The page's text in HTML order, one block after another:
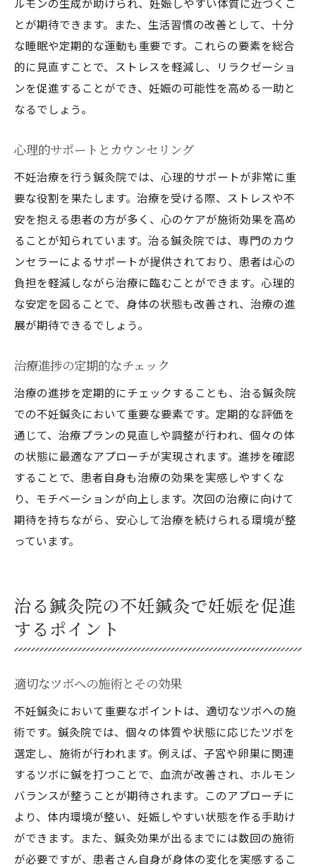
とが期待できます。また、生活習慣の改善として、十分
な睡眠や定期的な運動も重要です。これらの要素を総合
的に見直すことで、ストレスを軽減し、リラクゼーショ
ンを促進することができ、妊娠の可能性を高める一助と
なるでしょう。
心理的サポートとカウンセリング
不妊治療を行う鍼灸院では、心理的サポートが非常に重
要な役割を果たします。治療を受ける際、ストレスや不
安を抱える患者の方が多く、心のケアが施術効果を高め
ることが知られています。治る鍼灸院では、専門のカウ
ンセラーによるサポートが提供されており、患者は心の
負担を軽減しながら治療に臨むことができます。心理的
な安定を図ることで、身体の状態も改善され、治療の進
展が期待できるでしょう。
治療進捗の定期的なチェック
治療の進捗を定期的にチェックすることも、治る鍼灸院
での不妊鍼灸において重要な要素です。定期的な評価を
通じて、治療プランの見直しや調整が行われ、個々の体
の状態に最適なアプローチが実現されます。進捗を確認
することで、患者自身も治療の効果を実感しやすくな
り、モチベーションが向上します。次回の治療に向けて
期待を持ちながら、安心して治療を続けられる環境が整
っています。
治る鍼灸院の不妊鍼灸で妊娠を促進
するポイント
適切なツボへの施術とその効果
不妊鍼灸において重要なポイントは、適切なツボへの施
術です。鍼灸院では、個々の体質や状態に応じたツボを
選定し、施術が行われます。例えば、子宮や卵巣に関連
するツボに鍼を打つことで、血流が改善され、ホルモン
バランスが整うことが期待されます。このアプローチに
より、体内環境が整い、妊娠しやすい状態を作る手助け
ができます。また、鍼灸効果が出るまでには数回の施術
が必要ですが、患者さん自身が身体の変化を実感するこ